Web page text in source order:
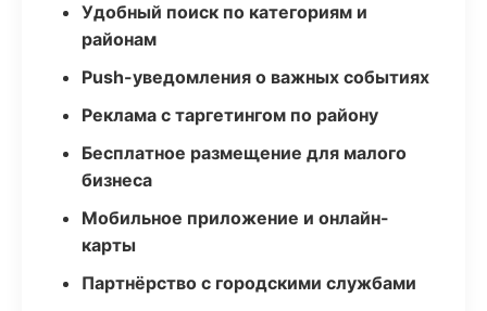
Удобный поиск по категориям и
районам
Push-уведомления о важных событиях
Реклама с таргетингом по району
Бесплатное размещение для малого
бизнеса
Мобильное приложение и онлайн-
карты
Партнёрство с городскими службами